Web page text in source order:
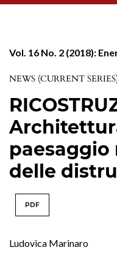
Vol. 16 No. 2 (2018):
NEWS (CURRENT
paesaggio
delle
PDF
Ludovica Marinaro